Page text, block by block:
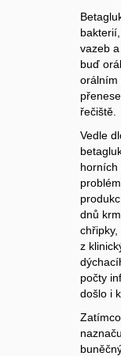
vazeb
buď
orálním
řečiště.
Vedle
horních
dnů
z
počty
došlo i